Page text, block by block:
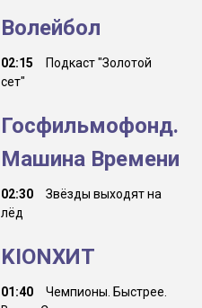
Волейбол
02:15
Подкаст "Золотой
сет"
Госфильмофонд.
Машина Времени
02:30
Звёзды выходят на
лёд
KIONХИТ
01:40
Чемпионы. Быстрее.